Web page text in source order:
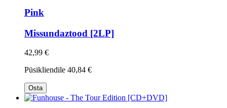
Pink
Missundaztood [2LP]
42,99 €
Püsikliendile 40,84 €
Osta